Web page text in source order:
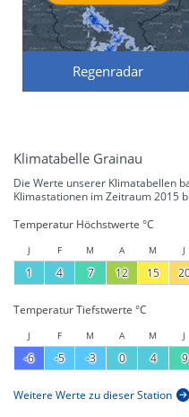
Regenradar
Klimatabelle Grainau
Die Werte unserer Klimatabellen
Klimastationen im Zeitraum 2015
Temperatur Höchstwerte °C
J F M A M J
1 4 7 12 15
Temperatur Tiefstwerte °C
J F M A M J
-6 -5 -3 0 4 9
Weitere Werte zu dieser Station